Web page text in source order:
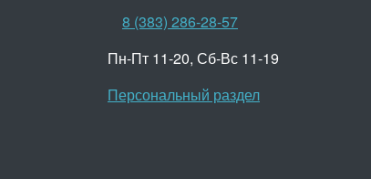
8 (383) 286-28-57
Пн-Пт 11-20, Сб-Вс 11-19
Персональный раздел